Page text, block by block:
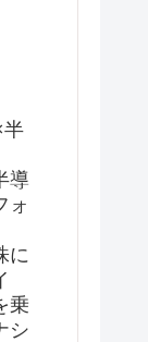
半
導
ォ
に
乗
シ